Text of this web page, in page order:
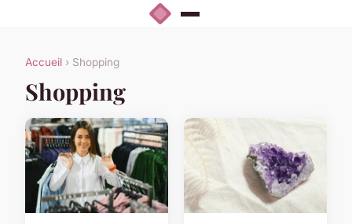
Accueil › Shopping
Shopping